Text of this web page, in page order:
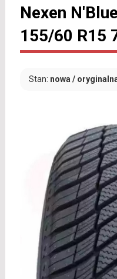
Nexen
155/60 R15
Stan: nowa /